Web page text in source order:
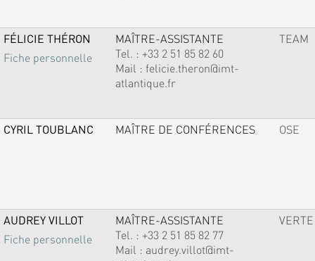
FÉLICIE THÉRON
Fiche personnelle
MAÎTRE-ASSISTANTE
Tel. : +33 2 51 85 82 60
Mail : felicie.theron@imt-
atlantique.fr
TEAM
CYRIL TOUBLANC MAÎTRE DE CONFÉRENCES OSE
AUDREY VILLOT
Fiche personnelle
MAÎTRE-ASSISTANTE
Tel. : +33 2 51 85 82 77
Mail : audrey.villot@imt-
VERTE